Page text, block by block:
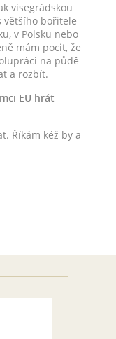
visegrádskou
většího bořitele
v Polsku nebo
mám pocit, že
na půdě
a rozbít.
EU hrát
Říkám kéž by a